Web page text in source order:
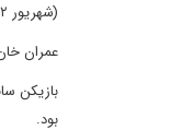
(شهریور ۱۳۹۲) به پایان می رسد.
عمران
بود.